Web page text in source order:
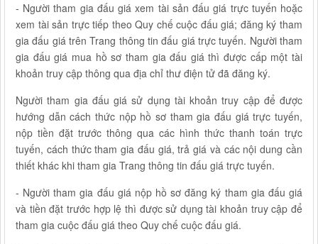
- Người tham gia đấu giá xem tài sản đấu giá trực tuyến hoặc
xem tài sản trực tiếp theo Quy chế cuộc đấu giá; đăng ký tham
gia đấu giá trên Trang thông tin đấu giá trực tuyến. Người tham
gia đấu giá mua hồ sơ tham gia đấu giá thì được cấp một tài
khoản truy cập thông qua địa chỉ thư điện tử đã đăng ký.
Người tham gia đấu giá sử dụng tài khoản truy cập để được
hướng dẫn cách thức nộp hồ sơ tham gia đấu giá trực tuyến,
nộp tiền đặt trước thông qua các hình thức thanh toán trực
tuyến, cách thức tham gia đấu giá, trả giá và các nội dung cần
thiết khác khi tham gia Trang thông tin đấu giá trực tuyến.
- Người tham gia đấu giá nộp hồ sơ đăng ký tham gia đấu giá
và tiền đặt trước hợp lệ thì được sử dụng tài khoản truy cập để
tham gia cuộc đấu giá theo Quy chế cuộc đấu giá.